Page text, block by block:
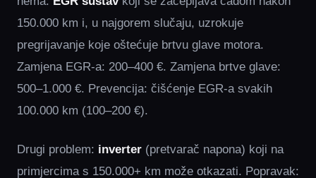
150.000 km i, u najgorem slučaju, uzrokuje
pregrijavanje koje oštećuje brtvu glave motora.
Zamjena EGR-a: 200–400 €. Zamjena brtve glave:
500–1.000 €. Prevencija: čišćenje EGR-a svakih
100.000 km (100–200 €).
Drugi problem: inverter (pretvarač napona) koji na
primjercima s 150.000+ km može otkazati. Popravak: